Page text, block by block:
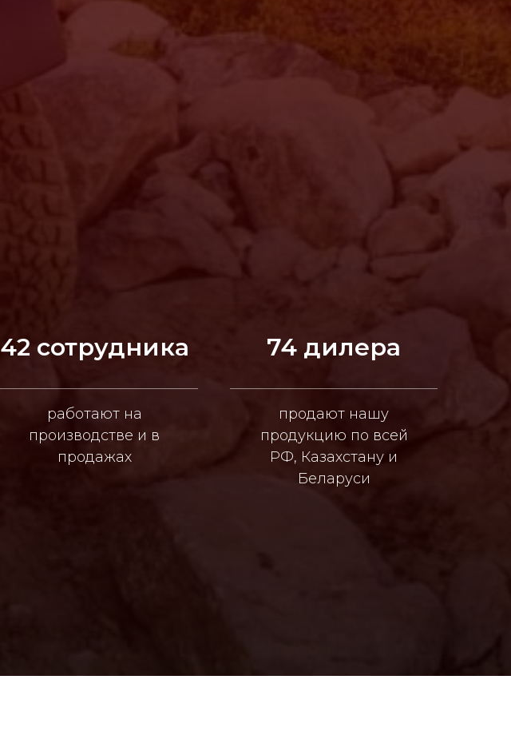
42 сотрудника
работают на
производстве и в
продажах
74 дилера
продают нашу
продукцию по всей
РФ, Казахстану и
Беларуси